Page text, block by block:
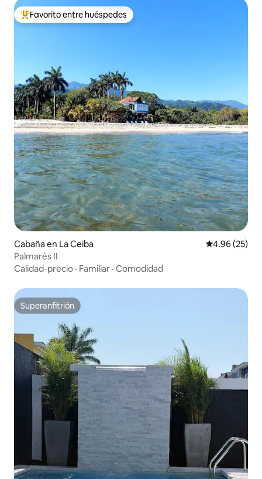
Favorito entre huéspedes preferido
Favorito entre huéspedes
Cabaña en La Ceiba Calificación
4.96 (25)
Palmarés II
Calidad-precio · Familiar · Comodidad
Superanfitrión
Superanfitrión